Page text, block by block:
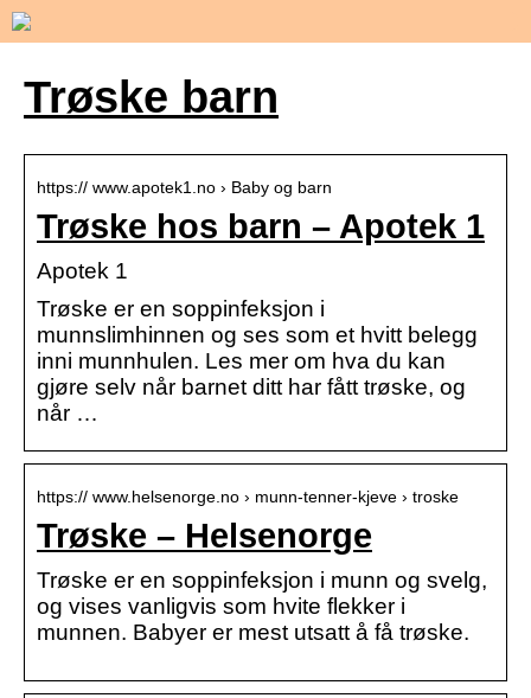
Trøske barn
https:// www.apotek1.no › Baby og barn
Trøske hos barn – Apotek 1
Apotek 1
Trøske er en soppinfeksjon i
munnslimhinnen og ses som et hvitt belegg
inni munnhulen. Les mer om hva du kan
gjøre selv når barnet ditt har fått trøske, og
når …
https:// www.helsenorge.no › munn-tenner-kjeve › troske
Trøske – Helsenorge
Trøske er en soppinfeksjon i munn og svelg,
og vises vanligvis som hvite flekker i
munnen. Babyer er mest utsatt å få trøske.